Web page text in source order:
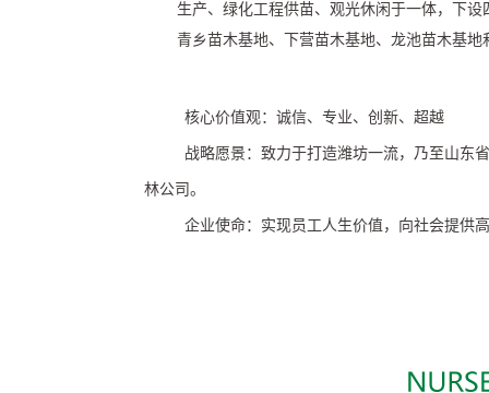
生产、绿化工程供苗、观光休闲于一体，下设
青乡苗木基地、下营苗木基地、龙池苗木基地
核心价值观：诚信、专业、创新、超越
战略愿景：致力于打造潍坊一流，乃至山东
林公司。
企业使命：实现员工人生价值，向社会提供